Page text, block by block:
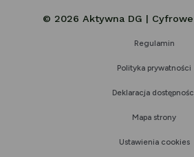
© 2026 Aktywna DG | Cyfrowe
Regulamin
Polityka prywatności
Deklaracja
Mapa strony
Ustawienia cookies